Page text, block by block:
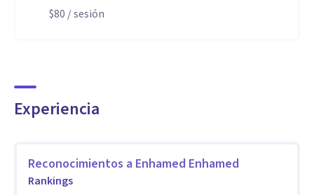
dimensión más amplia
deportivo. Pero también estoy especializado en
entrenamiento psicológico orientado a la depresión, la
avances en psicología positiva. Porque la psicología no solo
tiene que solucionar problemas sino ayudarnos a tener una
$80 / sesión
Experiencia
Reconocimientos a Enhamed Enhamed
Rankings